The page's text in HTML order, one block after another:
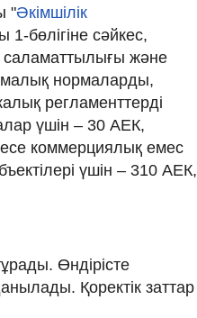
"Әкімшілік
1-бөлігіне сәйкес,
саламаттылығы және
нормаларды,
регламенттерді
үшін – 30 АЕК,
коммерциялық емес
үшін – 310 АЕК,
Өндірісте
Қоректік заттар